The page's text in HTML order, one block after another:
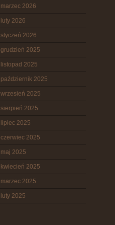
marzec 2026
luty 2026
styczeń 2026
grudzień 2025
listopad 2025
październik 2025
wrzesień 2025
sierpień 2025
lipiec 2025
czerwiec 2025
maj 2025
kwiecień 2025
marzec 2025
luty 2025